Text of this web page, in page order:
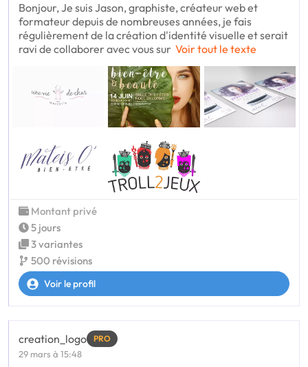
Bonjour, Je suis Jason, graphiste, créateur web et
formateur depuis de nombreuses années, je fais
régulièrement de la création d'identité visuelle et serait
ravi de collaborer avec vous sur Voir tout le texte
Montant privé
5 jours
3 variantes
500 révisions
Voir le profil
creation_logo PRO
29 mars à 15:48